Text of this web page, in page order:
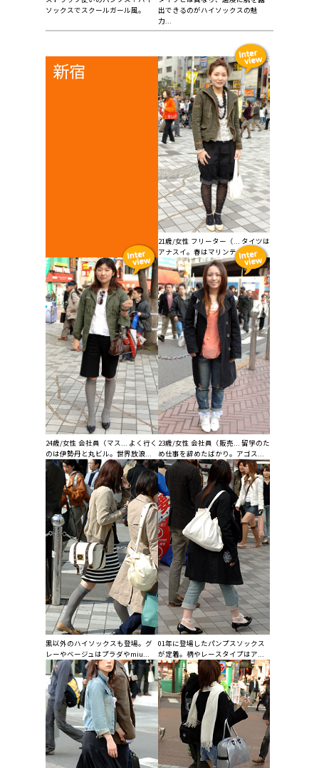
ソックスでスクールガール風。
出できるのがハイソックスの魅
力...
新宿
21歳/女性 フリーター（... タイツは
アナスイ。春はマリンテイスト...
24歳/女性 会社員（マス... よく行く
のは伊勢丹と丸ビル。世界放浪...
23歳/女性 会社員（販売... 留学のた
め仕事を辞めたばかり。アゴス...
黒以外のハイソックスも登場。グ
レーやベージュはプラダやmiu...
01年に登場したパンプスソックス
が定着。柄やレースタイプはア...